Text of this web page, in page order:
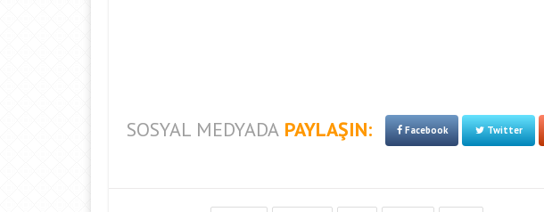
SOSYAL MEDYADA PAYLAŞIN: Facebook Twitter